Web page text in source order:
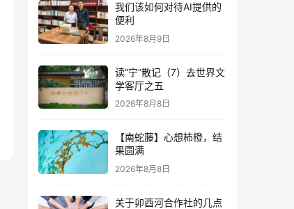
我们该如何对待AI提供的
便利
2026年8月9日
读“宁”散记（7）去世界文
学客厅之五
2026年8月8日
【南蛇藤】心想柿橙，结
果圆满
2026年8月8日
关于卯酉河合作社的几点